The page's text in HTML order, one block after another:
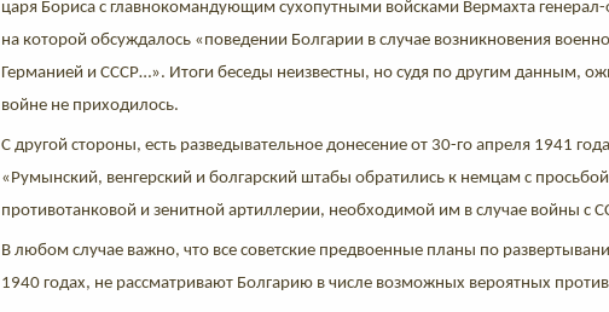
царя Бориса с главнокомандующим сухопутными войсками Вермахта
на которой обсуждалось «поведении Болгарии в случае возникновения
Германией и СССР…». Итоги беседы неизвестны, но судя по другим данным,
войне не приходилось.
С другой стороны, есть разведывательное донесение от 30-го апреля 1941
«Румынский, венгерский и болгарский штабы обратились к немцам с
противотанковой и зенитной артиллерии, необходимой им в случае войны с
В любом случае важно, что все советские предвоенные планы по
1940 годах, не рассматривают Болгарию в числе возможных вероятных